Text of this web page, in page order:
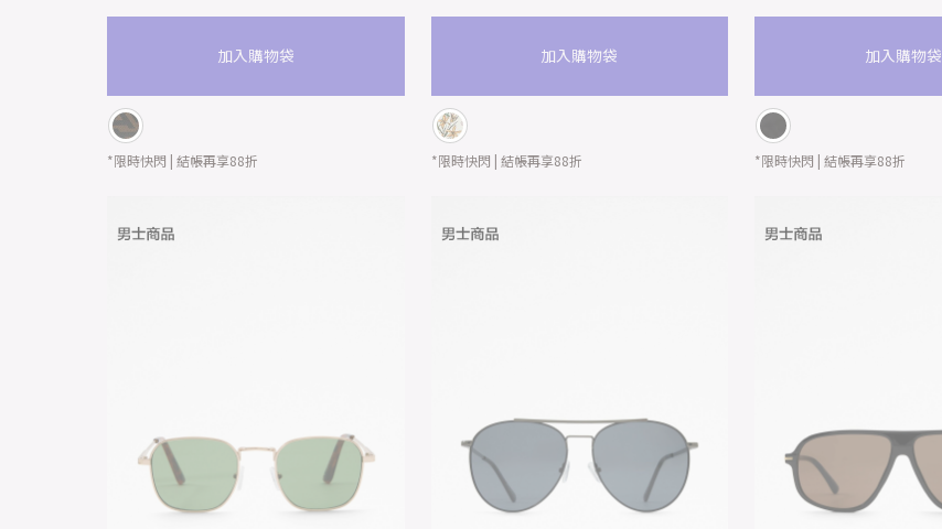
加入購物袋
*限時快閃 | 結帳再享88折
加入購物袋
*限時快閃 | 結帳再享88折
加入購物袋
*限時快閃 | 結帳再享88折